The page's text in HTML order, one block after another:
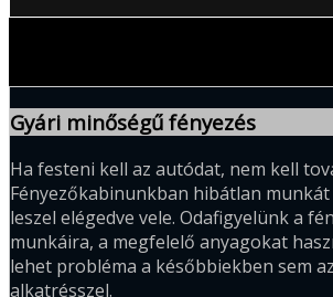
Gyári minőségű fényezés
Ha festeni kell az autódat, nem kell
Fényezőkabinunkban hibátlan
leszel elégedve vele. Odafigyelünk a
munkáira, a megfelelő anyagokat
lehet probléma a későbbiekben sem
alkatrésszel.